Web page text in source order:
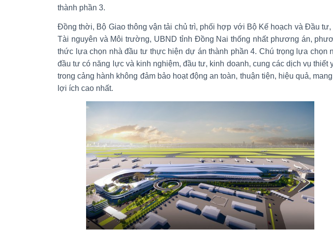
thành phần 3.
Đồng thời, Bộ Giao thông vận tải chủ trì, phối hợp với Bộ Kế hoạch và Đầu tư,
Tài nguyên và Môi trường, UBND tỉnh Đồng Nai thống nhất phương án,
thức lựa chọn nhà đầu tư thực hiện dự án thành phần 4. Chú trọng lựa chọn
đầu tư có năng lực và kinh nghiệm, đầu tư, kinh doanh, cung các dịch vụ thiết
trong cảng hành không đảm bảo hoạt động an toàn, thuận tiện, hiệu quả,
lợi ích cao nhất.